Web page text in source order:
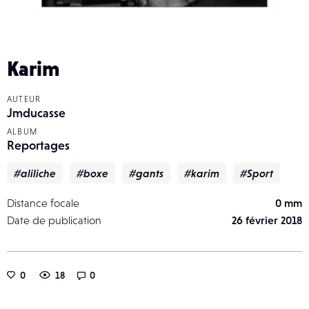
Karim
AUTEUR
Jmducasse
ALBUM
Reportages
#aliliche #boxe #gants #karim #Sport
Distance focale
0 mm
Date de publication
26 février 2018
0 18 0